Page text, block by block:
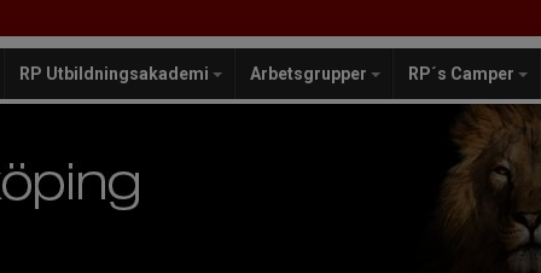
RP Utbildningsakademi Arbetsgrupper RP´s Camper